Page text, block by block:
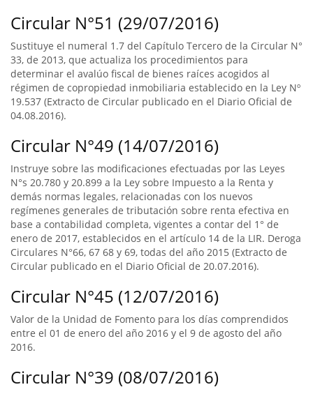
Circular N°51 (29/07/2016)
Sustituye el numeral 1.7 del Capítulo Tercero de la Circular N°
33, de 2013, que actualiza los procedimientos para
determinar el avalúo fiscal de bienes raíces acogidos al
régimen de copropiedad inmobiliaria establecido en la Ley Nº
19.537 (Extracto de Circular publicado en el Diario Oficial de
04.08.2016).
Circular N°49 (14/07/2016)
Instruye sobre las modificaciones efectuadas por las Leyes
N°s 20.780 y 20.899 a la Ley sobre Impuesto a la Renta y
demás normas legales, relacionadas con los nuevos
regímenes generales de tributación sobre renta efectiva en
base a contabilidad completa, vigentes a contar del 1° de
enero de 2017, establecidos en el artículo 14 de la LIR. Deroga
Circulares N°66, 67 68 y 69, todas del año 2015 (Extracto de
Circular publicado en el Diario Oficial de 20.07.2016).
Circular N°45 (12/07/2016)
Valor de la Unidad de Fomento para los días comprendidos
entre el 01 de enero del año 2016 y el 9 de agosto del año
2016.
Circular N°39 (08/07/2016)